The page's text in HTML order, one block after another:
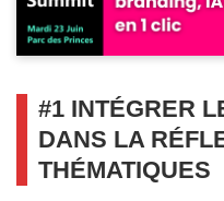
#1 INTÉGRER
DANS LA
THÉMATIQUES